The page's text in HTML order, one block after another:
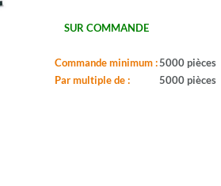
-
Boitier:
SUR COMMANDE
Commande minimum :5000 pièces
Par multiple de :
5000 pièces